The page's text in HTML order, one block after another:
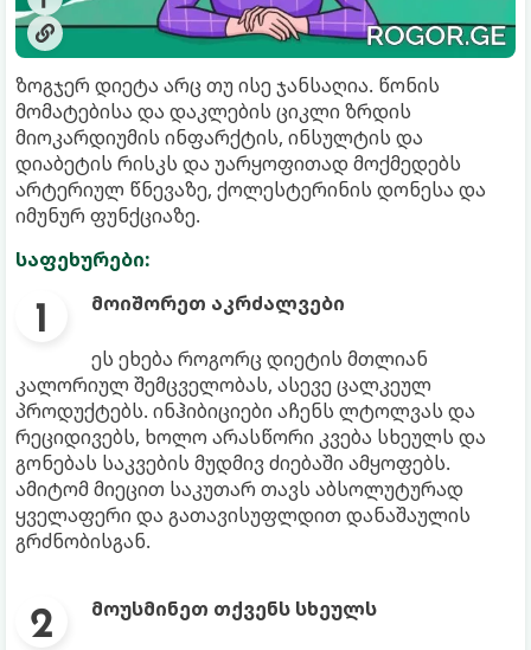
ზოგჯერ დიეტა არც თუ ისე ჯანსაღია. წონის
მომატებისა და დაკლების ციკლი ზრდის
მიოკარდიუმის ინფარქტის, ინსულტის და
დიაბეტის რისკს და უარყოფითად მოქმედებს
არტერიულ წნევაზე, ქოლესტერინის დონესა და
იმუნურ ფუნქციაზე.
საფეხურები:
მოიშორეთ აკრძალვები
ეს ეხება როგორც დიეტის მთლიან
კალორიულ შემცველობას, ასევე ცალკეულ
პროდუქტებს. ინჰიბიციები აჩენს ლტოლვას და
რეციდივებს, ხოლო არასწორი კვება სხეულს და
გონებას საკვების მუდმივ ძიებაში ამყოფებს.
ამიტომ მიეცით საკუთარ თავს აბსოლუტურად
ყველაფერი და გათავისუფლდით დანაშაულის
გრძნობისგან.
მოუსმინეთ თქვენს სხეულს